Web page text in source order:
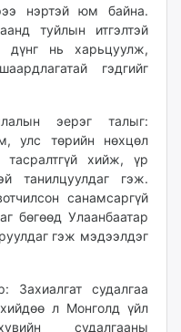
нэртэй юм байна.
туйлын итгэлтэй
дүнг нь харьцуулж,
гэдгийг
эерэг талыг:
улс төрийн нөхцөл
хийж, үр
танилцуулдаг гэж.
санамсаргүй
бөгөөд Улаанбаатар
гэж мэдээлдэг
Захиалгат судалгаа
л Монголд үйл
судалгааны